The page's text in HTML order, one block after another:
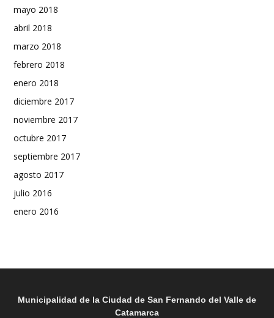
mayo 2018
abril 2018
marzo 2018
febrero 2018
enero 2018
diciembre 2017
noviembre 2017
octubre 2017
septiembre 2017
agosto 2017
julio 2016
enero 2016
Municipalidad de la Ciudad de San Fernando del Valle de
Catamarca